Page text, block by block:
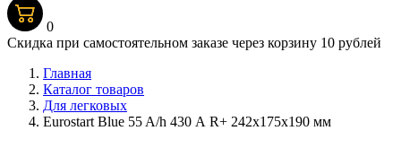
0
Скидка при самостоятельном заказе через корзину 10 рублей
Главная
Каталог товаров
Для легковых
Eurostart Blue 55 A/h 430 А R+ 242x175x190 мм